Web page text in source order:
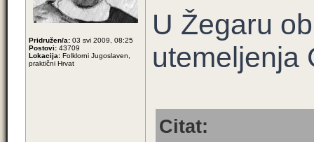
Pridružen/a: 03 svi 2009, 08:25
Postovi: 43709
Lokacija: Folklorni Jugoslaven,
praktični Hrvat
U Žegaru
utemeljenja
Citat: